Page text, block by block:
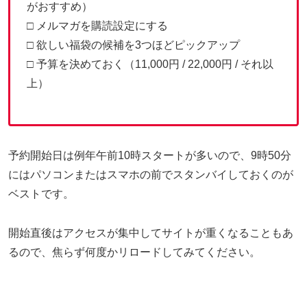
がおすすめ）
□ メルマガを購読設定にする
□ 欲しい福袋の候補を3つほどピックアップ
□ 予算を決めておく（11,000円 / 22,000円 / それ以
上）
予約開始日は例年午前10時スタートが多いので、9時50分
にはパソコンまたはスマホの前でスタンバイしておくのが
ベストです。
開始直後はアクセスが集中してサイトが重くなることもあ
るので、焦らず何度かリロードしてみてください。